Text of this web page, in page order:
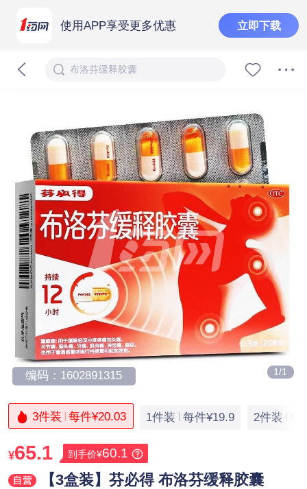
使用APP享受更多优惠 立即下载
布洛芬缓释胶囊
1/1
编码：1602891315
3件装 每件¥20.03 1件装 每件¥19.9 2件装
¥65.1 到手价¥60.1
【3盒装】芬必得 布洛芬缓释胶囊